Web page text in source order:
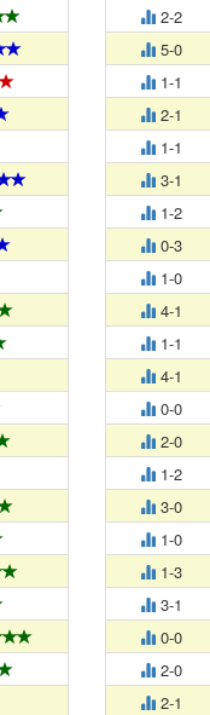
2-2
5-0
1-1
2-1
1-1
3-1
1-2
0-3
1-0
4-1
1-1
4-1
0-0
2-0
1-2
3-0
1-0
1-3
3-1
0-0
2-0
2-1